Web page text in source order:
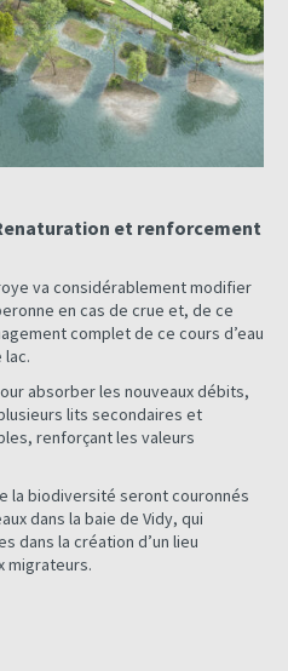
et renforcement
va considérablement modifier
en cas de crue et, de ce
complet de ce cours d’eau
lac.
absorber les nouveaux débits,
lits secondaires et
renforçant les valeurs
la biodiversité seront couronnés
dans la baie de Vidy, qui
dans la création d’un lieu
migrateurs.